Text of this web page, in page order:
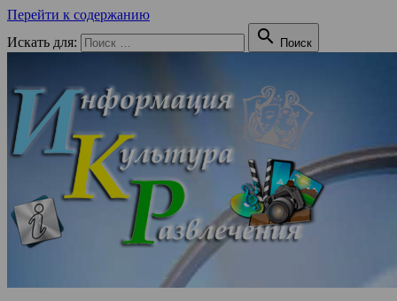
Перейти к содержанию
Искать для:
 Поиск